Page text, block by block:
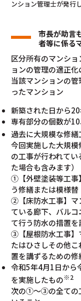
ンション管理士が発行
市長が助言
者等に係る
区分所有のマンシ
ョンの管理の適正
当該マンションの
ったマンション
新築された日から
専有部分の個数が
過去に大規模な修
今回実施した大規
の工事が行われて
た場合も含みます）
①【外壁塗装等工事
う修繕または模様替
②【床防水工事】マ
ている廊下、バル
て行う防水の措置
③【屋根防水工事】
たはひさしその他
置を講ずるための
令和5年4月1日から
を実施したもの※2
次の①～③の全ての